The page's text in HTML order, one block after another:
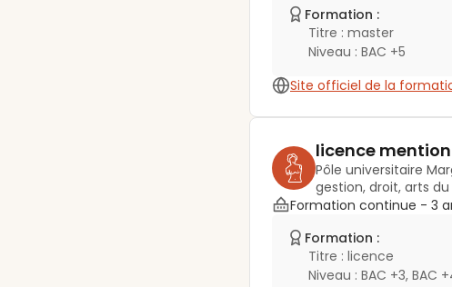
Formation :
Titre : master
Niveau : BAC +5
Site officiel de la
licence
Pôle universitaire
gestion, droit, arts
Formation continue - 3
Formation :
Titre : licence
Niveau : BAC +3, BAC